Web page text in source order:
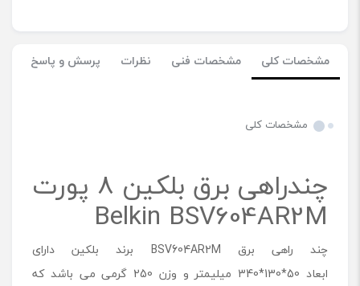
مشخصات کلی مشخصات فنی نظرات پرسش و پاسخ
مشخصات کلی
چندراهی برق بلکین 8 پورت
Belkin BSV604AR2M
چند راهی برق BSV604AR2M برند بلکین دارای
ابعاد 50*130*340 میلیمتر و وزن 250 گرمی می باشد که